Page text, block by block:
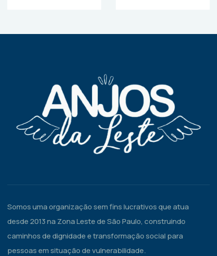
Somos uma organização sem fins lucrativos que atua
desde 2013 na Zona Leste de São Paulo, construindo
caminhos de dignidade e transformação social para
pessoas em situação de vulnerabilidade.